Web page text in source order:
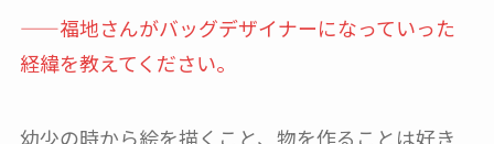
——福地さんがバッグデザイナーになっていった
経緯を教えてください。
幼少の時から絵を描くこと、物を作ることは好き